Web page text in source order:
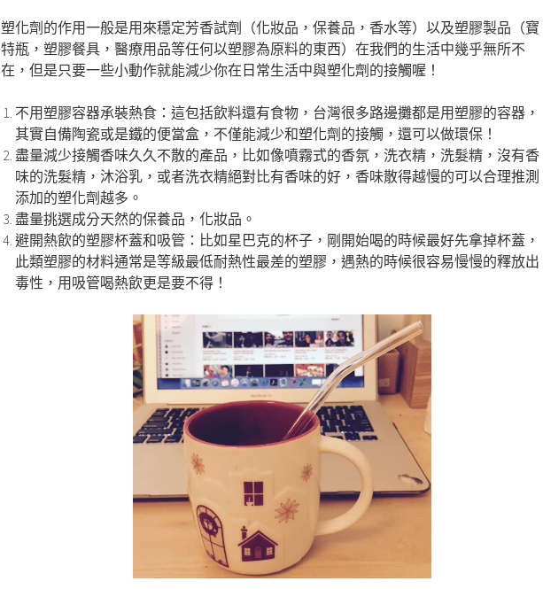
塑化劑的作用一般是用來穩定芳香試劑（化妝品，保養品，香水等）以及塑膠製品（寶
特瓶，塑膠餐具，醫療用品等任何以塑膠為原料的東西）在我們的生活中幾乎無所不
在，但是只要一些小動作就能減少你在日常生活中與塑化劑的接觸喔！
不用塑膠容器承裝熱食：這包括飲料還有食物，台灣很多路邊攤都是用塑膠的容器，
其實自備陶瓷或是鐵的便當盒，不僅能減少和塑化劑的接觸，還可以做環保！
盡量減少接觸香味久久不散的產品，比如像噴霧式的香氛，洗衣精，洗髮精，沒有香
味的洗髮精，沐浴乳，或者洗衣精絕對比有香味的好，香味散得越慢的可以合理推測
添加的塑化劑越多。
盡量挑選成分天然的保養品，化妝品。
避開熱飲的塑膠杯蓋和吸管：比如星巴克的杯子，剛開始喝的時候最好先拿掉杯蓋，
此類塑膠的材料通常是等級最低耐熱性最差的塑膠，遇熱的時候很容易慢慢的釋放出
毒性，用吸管喝熱飲更是要不得！